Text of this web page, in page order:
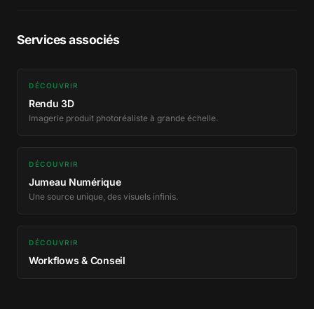
Services associés
DÉCOUVRIR
Rendu 3D
Imagerie produit photoréaliste à grande échelle.
DÉCOUVRIR
Jumeau Numérique
Une source unique, des visuels infinis.
DÉCOUVRIR
Workflows & Conseil